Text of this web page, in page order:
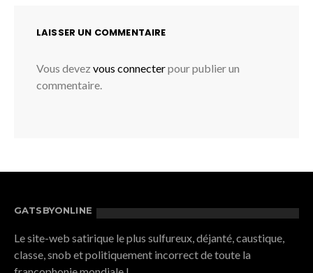
LAISSER UN COMMENTAIRE
Vous devez vous connecterpour publier un
commentaire.
GATSBYONLINE
Le site-web satirique le plus sulfureux, déjanté, caustique,
classe, snob et politiquement incorrect de toute la